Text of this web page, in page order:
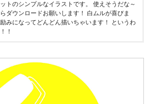
トのシンプルなイラストです。 使えそうだな～
ダウンロードお願いします！ 白ムルが喜びま
みになってどんどん描いちゃいます！ というわ
！